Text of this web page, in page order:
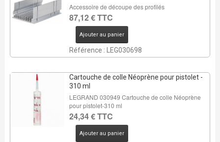
Accessoire de découpe des profilés
87,12 € TTC
Ajouter au panier
Référence : LEG030698
Cartouche de colle Néoprène pour pistolet -
310 ml
LEGRAND 030949 Cartouche de colle Néoprène
pour pistolet-310 ml
24,34 € TTC
Ajouter au panier